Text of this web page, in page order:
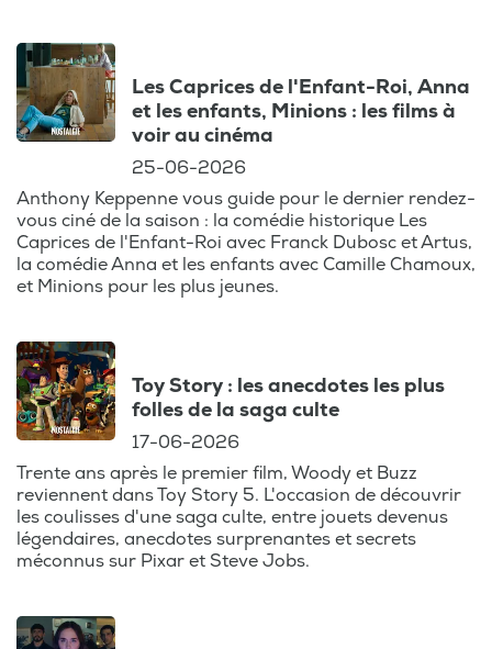
tendances venues d'Hollywood, ce podcast
est fait pour vous !
Anthony vous propose également un
agenda complet des sorties cinéma à ne
pas manquer, en Belgique et ailleurs. De
plus, suivez l'évolution des plateformes de
streaming comme Netflix ou Amazon, et
comment elles transforment notre façon
de consommer des films.
Un ton décontracté, une analyse experte,
et surtout, une passion partagée pour le
cinéma : voilà ce qui vous attend dans
chaque épisode. Préparez-vous à voir le
cinéma autrement, à travers les yeux d'un
journaliste passionné, toujours à l'affût de
la moindre pépite du 7e art. Ajoutez ce
podcast à votre programme culturel et
restez au fait des tendances
Les Caprices de l'Enfant-Roi, Anna
et les enfants, Minions : les films à
voir au cinéma
25-06-2026
Anthony Keppenne vous guide pour le dernier rendez-
vous ciné de la saison : la comédie historique Les
Caprices de l'Enfant-Roi avec Franck Dubosc et Artus,
la comédie Anna et les enfants avec Camille Chamoux,
et Minions pour les plus jeunes.
Toy Story : les anecdotes les plus
folles de la saga culte
17-06-2026
Trente ans après le premier film, Woody et Buzz
reviennent dans Toy Story 5. L'occasion de découvrir
les coulisses d'une saga culte, entre jouets devenus
légendaires, anecdotes surprenantes et secrets
méconnus sur Pixar et Steve Jobs.